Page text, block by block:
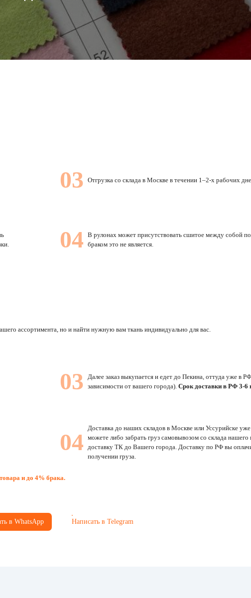
03 Отгрузка со склада в Москве в течении 1–2-х рабочих
04 В рулонах может присутствовать сшитое между собой
браком это не является.
ассортимента, но и найти нужную вам ткань индивидуально для вас.
03 Далее заказ выкупается и едет до Пекина, оттуда уже в
зависимости от вашего города). Срок доставки в РФ 3-6
04
Доставка до наших складов в Москве или Уссурийске
можете либо забрать груз самовывозом со склада
доставку ТК до Вашего города. Доставку по РФ вы
получении груза.
и до 4% брака.
в WhatsApp Написать в Telegram